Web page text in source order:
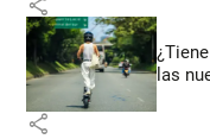
las
share